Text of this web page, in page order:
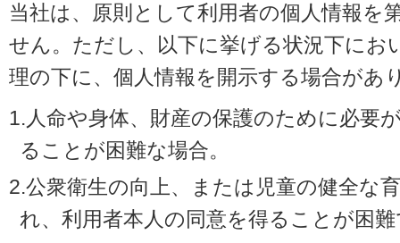
当社は、原則として利用者の個人情報を
せん。ただし、以下に挙げる状況下にお
理の下に、個人情報を開示する場合があ
1.人命や身体、財産の保護のために必要
ることが困難な場合。
2.公衆衛生の向上、または児童の健全な
れ、利用者本人の同意を得ることが困